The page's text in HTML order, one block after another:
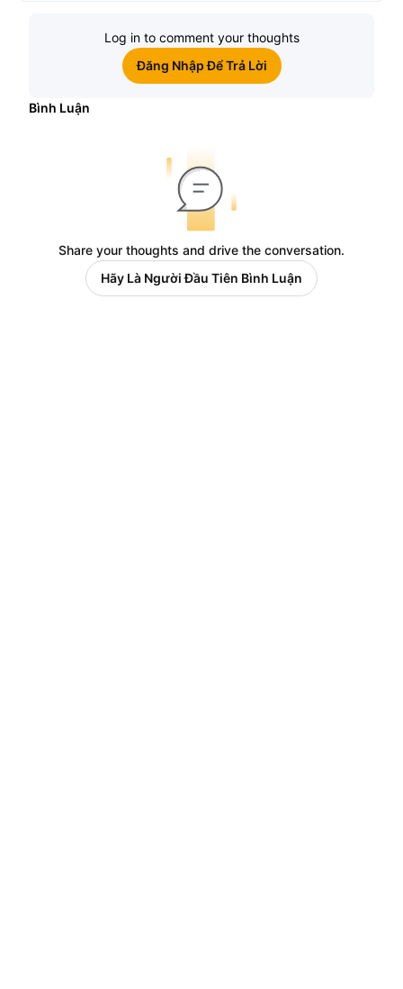
Log in to comment your thoughts
Đăng Nhập Để Trả Lời
Bình Luận
Share your thoughts and drive the conversation.
Hãy Là Người Đầu Tiên Bình Luận